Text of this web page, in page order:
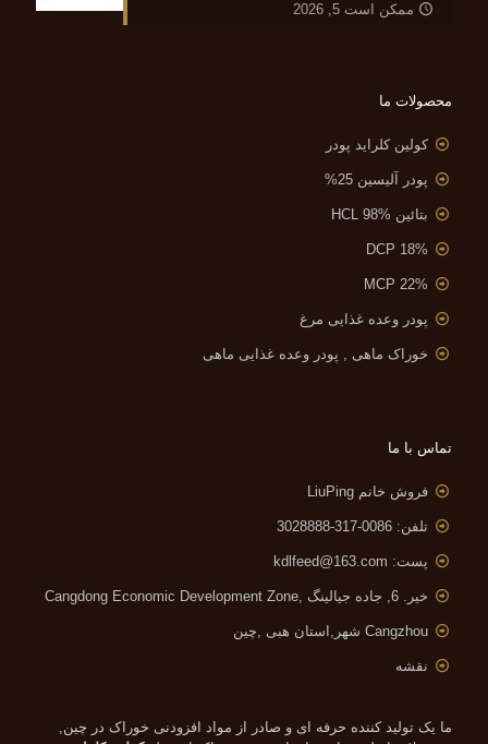
ممکن است 5, 2026
محصولات ما
کولین کلراید پودر
پودر آلیسین 25%
بتائین HCL 98%
DCP 18%
MCP 22%
پودر وعده غذایی مرغ
خوراک ماهی , پودر وعده غذایی ماهی
تماس با ما
فروش خانم LiuPing
تلفن: 0086-317-3028888
پست: kdlfeed@163.com
خیر. 6, جاده جیالینگ , Cangdong Economic Development Zone
Cangzhou شهر,استان هبی ,چین
نقشه
ما یک تولید کننده حرفه ای و صادر از مواد افزودنی خوراک در چین,